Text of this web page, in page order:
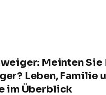
Meinten Sie
Leben, Familie
im Überblick